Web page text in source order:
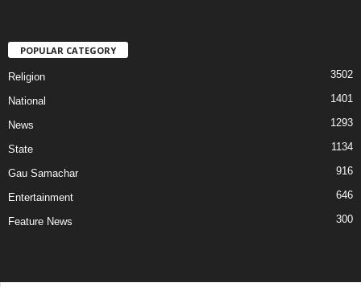
POPULAR CATEGORY
Religion 3502
National 1401
News 1293
State 1134
Gau Samachar 916
Entertainment 646
Feature News 300